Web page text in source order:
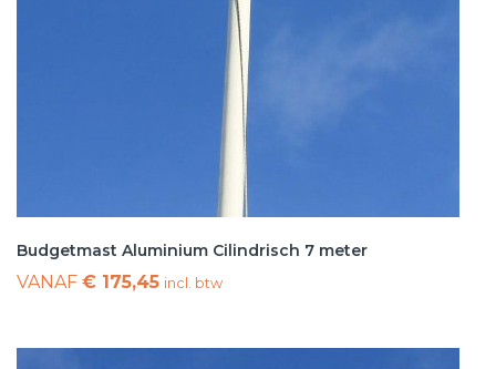
Budgetmast Aluminium Cilindrisch 7 meter
VANAF € 175,45 incl. btw